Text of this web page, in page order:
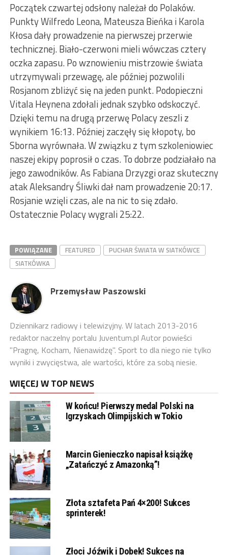
Początek czwartej odsłony należał do Polaków.
Punkty Wilfredo Leona, Mateusza Bieńka i Karola
Kłosa dały prowadzenie na pierwszej przerwie
technicznej. Biało-czerwoni mieli wówczas cztery
oczka zapasu. Po wznowieniu mistrzowie świata
utrzymywali przewagę, ale później pozwolili
Rosjanom zbliżyć się na jeden punkt. Podopieczni
Vitala Heynena zdołali jednak szybko odskoczyć.
Dzięki temu na drugą przerwę Polacy zeszli z
wynikiem 16:13. Później zaczęły się kłopoty, bo
Sborna wyrównała. W związku z tym szkoleniowiec
naszej ekipy poprosił o czas. To dobrze podziałało na
jego zawodników. As Fabiana Drzyzgi oraz skuteczny
atak Aleksandry Śliwki dał nam prowadzenie 20:17.
Rosjanie wzięli czas, ale na nic to się zdało.
Ostatecznie Polacy wygrali 25:22.
POWIĄZANE FEATURED
PUCHAR ŚWIATA W SIATKÓWCE
SIATKÓWKA
Przemysław Paszowski
Dziennikarz radiowy i telewizyjny. W latach 2013-2016
redaktor naczelny portalu Juventum.pl Autor powieści
"Pragnę, Kocham, Nienawidzę". Sport to dla niego nie tylko
wyniki i zwycięstwa, ale wartości, które za sobą niesie.
WIĘCEJ W TOP NEWS
W końcu! Pierwszy medal Polski na
Igrzyskach Olimpijskich w Tokio
Marcin Gienieczko napisał książkę
„Zatańczyć z Amazonką”!
Złota sztafeta Pań 4×200! Sukces
sprinterek!
Złoci Jóźwik i Dobek! Sukces na